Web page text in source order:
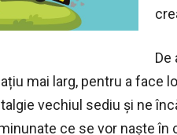
De
mai larg, pentru a face
vechiul sediu și ne
ce se vor naște în